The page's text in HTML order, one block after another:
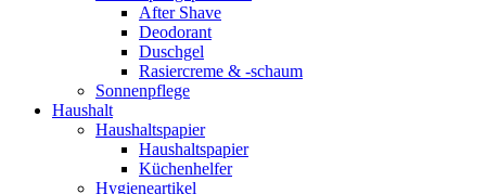
After Shave
Deodorant
Duschgel
Rasiercreme & -schaum
Sonnenpflege
Haushalt
Haushaltspapier
Haushaltspapier
Küchenhelfer
Hygieneartikel